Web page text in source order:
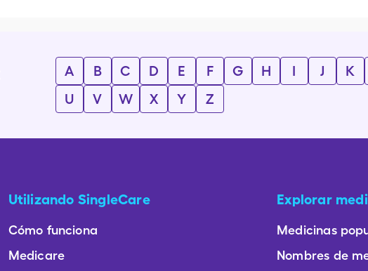
A B C D E F G H I J
K
U
V W X Y Z
Utilizando SingleCare
Cómo funciona
Medicare
Explorar
Medicinas
Nombres de